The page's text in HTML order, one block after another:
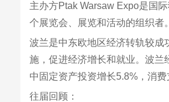
主办方Ptak Warsaw Expo是国
个展览会、展览和活动的组织者。
波兰是中东欧地区经济转轨较成
施，促进经济增长和就业。波兰
中固定资产投资增长5.8%，消费
往届回顾：